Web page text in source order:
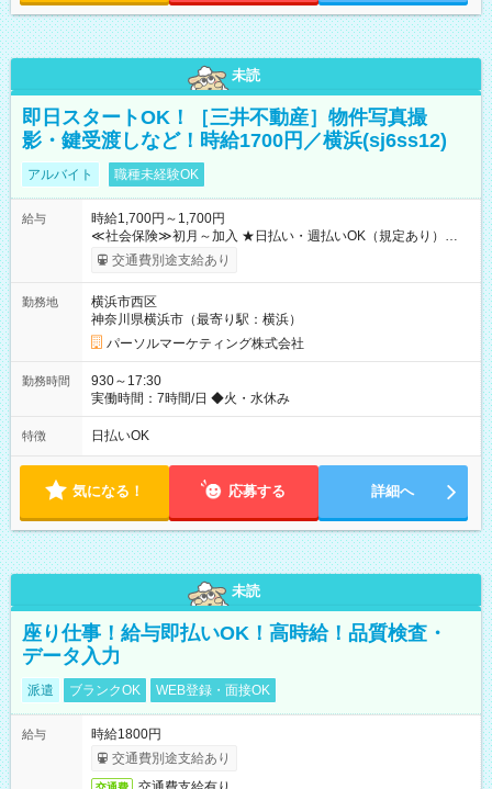
未読
即日スタートOK！［三井不動産］物件写真撮
影・鍵受渡しなど！時給1700円／横浜(sj6ss12)
アルバイト 職種未経験OK
給与
時給1,700円～1,700円
≪社会保険≫初月～加入 ★日払い・週払いOK（規定あり）
【試用期間】試用期間なし
交通費別途支給あり
勤務地
横浜市西区
神奈川県横浜市（最寄り駅：横浜）
パーソルマーケティング株式会社
勤務時間
930～17:30
実働時間：7時間/日 ◆火・水休み
特徴 日払いOK
気になる！ 応募する 詳細へ
未読
座り仕事！給与即払いOK！高時給！品質検査・
データ入力
派遣 ブランクOK WEB登録・面接OK
給与
時給1800円
交通費別途支給あり